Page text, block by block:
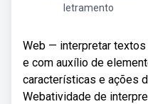
letramento
Web — interpretar
e com auxílio de
características e ações
Webatividade de